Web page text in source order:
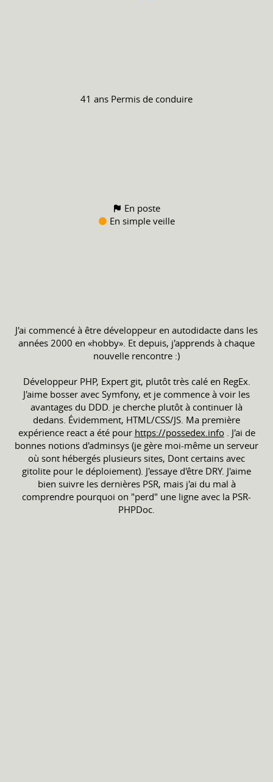
41 ans Permis de conduire
En poste
En simple veille
J'ai commencé à être développeur en autodidacte dans les
années 2000 en «hobby». Et depuis, j'apprends à chaque
nouvelle rencontre :)
Développeur PHP, Expert git, plutôt très calé en RegEx.
J'aime bosser avec Symfony, et je commence à voir les
avantages du DDD. je cherche plutôt à continuer là
dedans. Évidemment, HTML/CSS/JS. Ma première
expérience react a été pour https://possedex.info. J'ai de
bonnes notions d'adminsys (je gère moi-même un serveur
où sont hébergés plusieurs sites, Dont certains avec
gitolite pour le déploiement). J'essaye d'être DRY. J'aime
bien suivre les dernières PSR, mais j'ai du mal à
comprendre pourquoi on "perd" une ligne avec la PSR-
PHPDoc.